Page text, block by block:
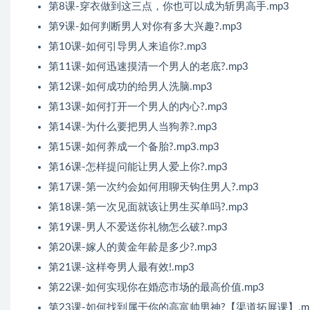
第8课-穿衣做到这三点，你也可以成为斩男高手.mp3
第9课-如何判断男人对你有多大兴趣?.mp3
第10课-如何引导男人来追你?.mp3
第11课-如何迅速摸清一个男人的老底?.mp3
第12课-如何成功的给男人洗脑.mp3
第13课-如何打开一个男人的内心?.mp3
第14课-为什么要把男人当狗养?.mp3
第15课-如何养成一个备胎?.mp3.mp3
第16课-怎样提问能让男人爱上你?.mp3
第17课-第一次约会如何用聊天钩住男人?.mp3
第18课-第一次见面就该让男生买单吗?.mp3
第19课-男人不爱送你礼物怎么破?.mp3
第20课-嫁人的黄金年龄是多少?.mp3
第21课-这样夸男人最有效!.mp3
第22课-如何实现你在婚恋市场的最高价值.mp3
第23课-如何找到属于你的高富帅男神?【渠道拓展课】